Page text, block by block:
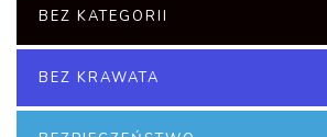
BEZ KATEGORII
BEZ KRAWATA